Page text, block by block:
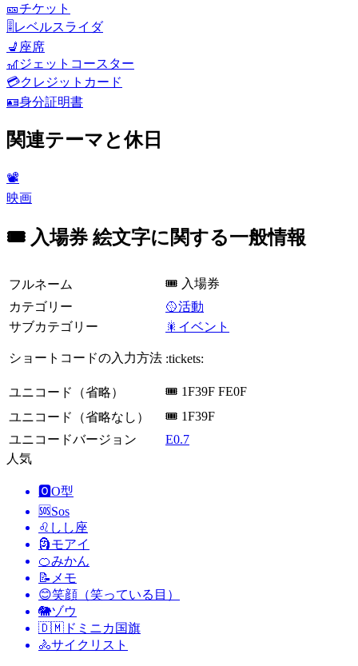
🎫チケット
🎚️ レベルスライダ
💺 座席
🎢ジェットコースター
💳クレジットカード
🪪身分証明書
関連テーマと休日
📽
映画
🎟️ 入場券 絵文字に関する一般情報
フルネーム
🎟️ 入場券
カテゴリー
🥎活動
サブカテゴリー
🎇イベント
ショートコードの入力方法 :tickets:
ユニコード（省略）
🎟️ 1F39F FE0F
ユニコード（省略なし）
🎟 1F39F
ユニコードバージョン
E0.7
人気
🅾️O型
🆘Sos
♌ しし座
🗿モアイ
🍊みかん
📝 メモ
😊笑顔（笑っている目）
🐘ゾウ
🇩🇲 ドミニカ国旗
🚴サイクリスト